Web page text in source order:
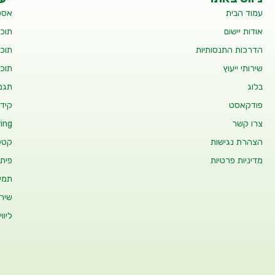
עמוד הבית
אודות יישום
הדרכות התנסותיות
שירותי ייעוץ
בלוג
פודקאסט
צרו קשר
הצהרת נגישות
מדיניות פרטיות